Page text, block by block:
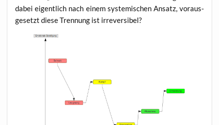
dabei eigent­lich nach einem sys­te­mi­schen Ansatz, vor­aus­
ge­setzt die­se Tren­nung ist irreversibel?